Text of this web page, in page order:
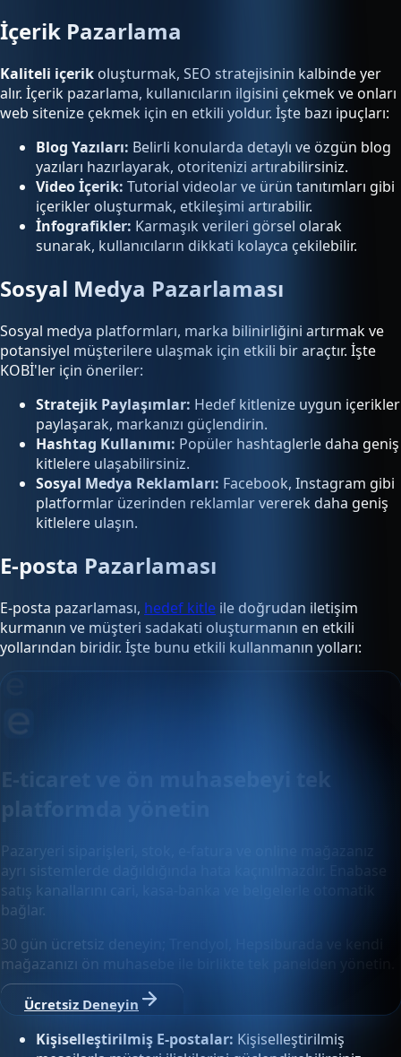
İçerik Pazarlama
Kaliteli içerik oluşturmak, SEO stratejisinin kalbinde yer
alır. İçerik pazarlama, kullanıcıların ilgisini çekmek ve onları
web sitenize çekmek için en etkili yoldur. İşte bazı ipuçları:
Blog Yazıları: Belirli konularda detaylı ve özgün blog
yazıları hazırlayarak, otoritenizi artırabilirsiniz.
Video İçerik: Tutorial videolar ve ürün tanıtımları gibi
içerikler oluşturmak, etkileşimi artırabilir.
İnfografikler: Karmaşık verileri görsel olarak
sunarak, kullanıcıların dikkati kolayca çekilebilir.
Sosyal Medya Pazarlaması
Sosyal medya platformları, marka bilinirliğini artırmak ve
potansiyel müşterilere ulaşmak için etkili bir araçtır. İşte
KOBİ'ler için öneriler:
Stratejik Paylaşımlar: Hedef kitlenize uygun içerikler
paylaşarak, markanızı güçlendirin.
Hashtag Kullanımı: Popüler hashtaglerle daha geniş
kitlelere ulaşabilirsiniz.
Sosyal Medya Reklamları: Facebook, Instagram gibi
platformlar üzerinden reklamlar vererek daha geniş
kitlelere ulaşın.
E-posta Pazarlaması
E-posta pazarlaması, hedef kitle ile doğrudan iletişim
kurmanın ve müşteri sadakati oluşturmanın en etkili
yollarından biridir. İşte bunu etkili kullanmanın yolları:
E-ticaret ve ön muhasebeyi tek
platformda yönetin
Pazaryeri siparişleri, stok, e-fatura ve online mağazanız
ayrı sistemlerde dağıldığında hata kaçınılmazdır. Enabase
satış kanallarını cari, kasa-banka ve belgelerle otomatik
bağlar.
30 gün ücretsiz deneyin; Trendyol, Hepsiburada ve kendi
mağazanızı ön muhasebe ile birlikte tek panelden yönetin.
Ücretsiz Deneyin
Kişiselleştirilmiş E-postalar: Kişiselleştirilmiş